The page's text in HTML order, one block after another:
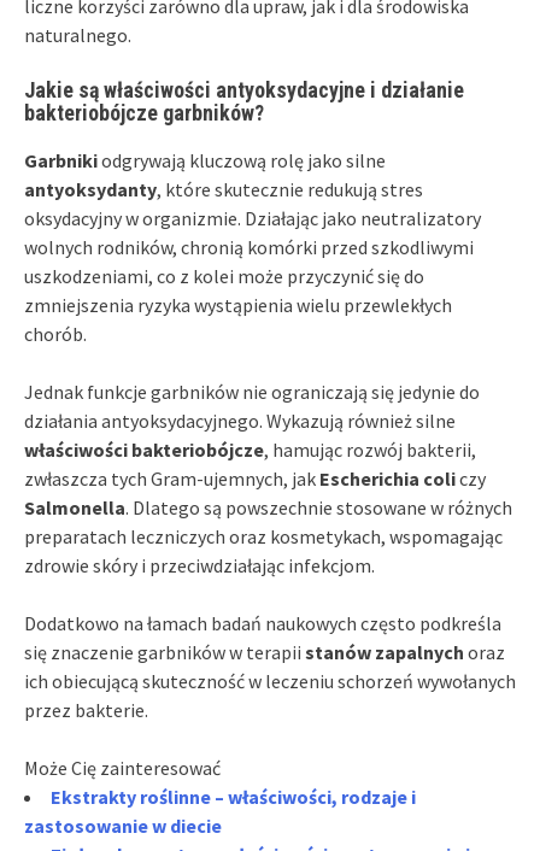
liczne korzyści zarówno dla upraw, jak i dla środowiska
naturalnego.
Jakie są właściwości antyoksydacyjne i działanie
bakteriobójcze garbników?
Garbnikiodgrywają kluczową rolę jako silne
antyoksydanty, które skutecznie redukują stres
oksydacyjny w organizmie. Działając jako neutralizatory
wolnych rodników, chronią komórki przed szkodliwymi
uszkodzeniami, co z kolei może przyczynić się do
zmniejszenia ryzyka wystąpienia wielu przewlekłych
chorób.
Jednak funkcje garbników nie ograniczają się jedynie do
działania antyoksydacyjnego. Wykazują również silne
właściwości bakteriobójcze, hamując rozwój bakterii,
zwłaszcza tych Gram-ujemnych, jak Escherichia coliczy
Salmonella. Dlatego są powszechnie stosowane w różnych
preparatach leczniczych oraz kosmetykach, wspomagając
zdrowie skóry i przeciwdziałając infekcjom.
Dodatkowo na łamach badań naukowych często podkreśla
się znaczenie garbników w terapii stanów zapalnych oraz
ich obiecującą skuteczność w leczeniu schorzeń wywołanych
przez bakterie.
Może Cię zainteresować
Ekstrakty roślinne – właściwości, rodzaje i
zastosowanie w diecie